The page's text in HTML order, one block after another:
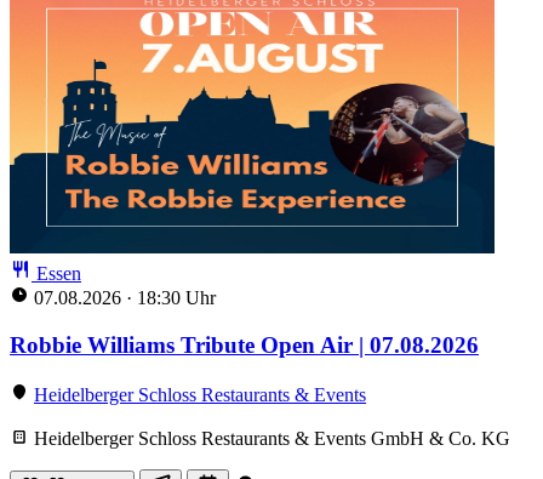
Essen
07.08.2026 · 18:30 Uhr
Robbie Williams Tribute Open Air | 07.08.2026
Heidelberger Schloss Restaurants & Events
Heidelberger Schloss Restaurants & Events GmbH & Co. KG